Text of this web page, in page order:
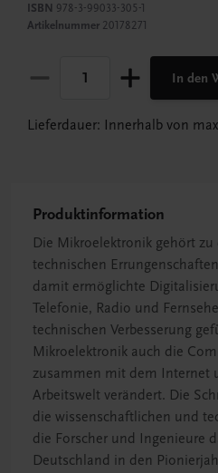
ISBN 978-3-99033-305-1
Artikelnummer 20178271
In den
Lieferdauer: Innerhalb von
Produktinformation
Die Mikroelektronik gehört zu
technischen
damit ermöglichte
Telefonie, Radio und
technischen Verbesserung
Mikroelektronik auch die
zusammen mit dem Internet
Arbeitswelt verändert. Die
die wissenschaftlichen und
die Forscher und Ingenieure
Deutschland in den